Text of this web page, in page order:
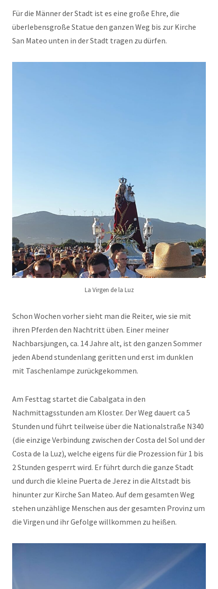
Für die Männer der Stadt ist es eine große Ehre, die
überlebensgroße Statue den ganzen Weg bis zur Kirche
San Mateo unten in der Stadt tragen zu dürfen.
La Virgen de la Luz
Schon Wochen vorher sieht man die Reiter, wie sie mit
ihren Pferden den Nachtritt üben. Einer meiner
Nachbarsjungen, ca. 14 Jahre alt, ist den ganzen Sommer
jeden Abend stundenlang geritten und erst im dunklen
mit Taschenlampe zurückgekommen.
Am Festtag startet die Cabalgata in den
Nachmittagsstunden am Kloster. Der Weg dauert ca 5
Stunden und führt teilweise über die Nationalstraße N340
(die einzige Verbindung zwischen der Costa del Sol und der
Costa de la Luz), welche eigens für die Prozession für 1 bis
2 Stunden gesperrt wird. Er führt durch die ganze Stadt
und durch die kleine Puerta de Jerez in die Altstadt bis
hinunter zur Kirche San Mateo. Auf dem gesamten Weg
stehen unzählige Menschen aus der gesamten Provinz um
die Virgen und ihr Gefolge willkommen zu heißen.